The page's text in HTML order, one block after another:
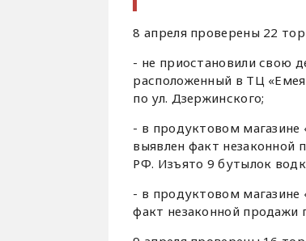
8 апреля проверены 22
- не приостановили свою
расположенный в ТЦ
по ул. Дзержинского;
- в продуктовом
выявлен факт незаконной
РФ. Изъято 9 бутылок
- в продуктовом
факт незаконной продажи